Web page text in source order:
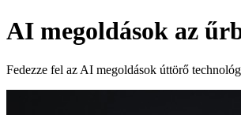
AI megoldások az
Fedezze fel az AI megoldások úttörő